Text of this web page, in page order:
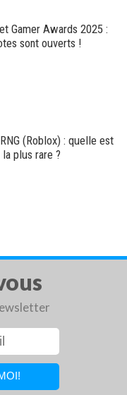
Gamer Awards 2025 :
sont ouverts !
(Roblox) : quelle est
la plus rare ?